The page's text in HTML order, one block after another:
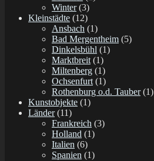
Winter(3)
Kleinstädte (12)
Ansbach (1)
Bad Mergentheim (5)
Dinkelsbühl (1)
Marktbreit(1)
Miltenberg (1)
Ochsenfurt(1)
Rothenburg o.d. Tauber(1)
Kunstobjekte (1)
Länder(11)
Frankreich (3)
Holland (1)
Italien (6)
Spanien (1)